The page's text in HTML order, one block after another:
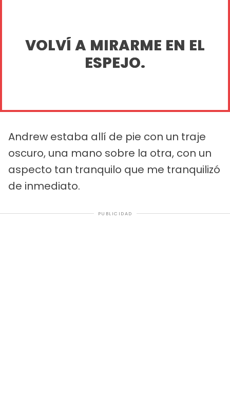
VOLVÍ A MIRARME EN EL
ESPEJO.
Andrew estaba allí de pie con un traje
oscuro, una mano sobre la otra, con un
aspecto tan tranquilo que me tranquilizó
de inmediato.
PUBLICIDAD